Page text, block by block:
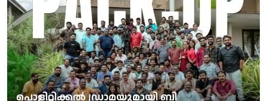
പൊളിറ്റിക്കല്‍ ഡ്രാമയുമായി ബി